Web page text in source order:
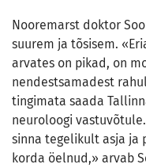
Nooremarst doktor
suurem ja tõsisem.
arvates on pikad, on
nendestsamadest
tingimata saada
neuroloogi
sinna tegelikult asja ja
korda öelnud,» arvab